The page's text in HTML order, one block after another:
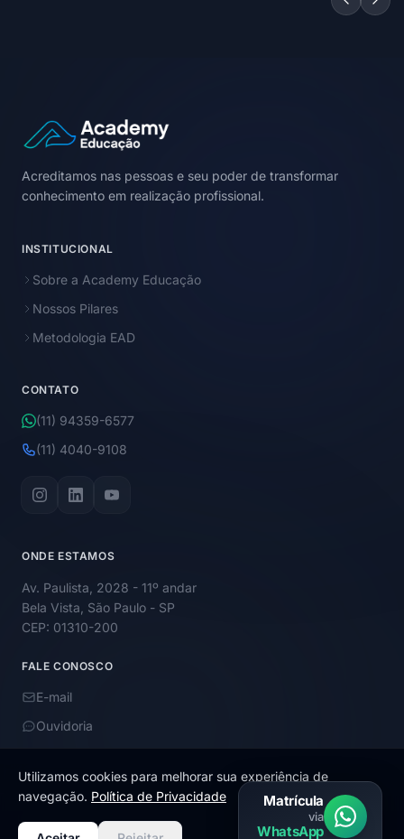
Acreditamos nas pessoas e seu poder de transformar
conhecimento em realização profissional.
INSTITUCIONAL
Sobre a Academy Educação
Nossos Pilares
Metodologia EAD
CONTATO
(11) 94359-6577
(11) 4040-9108
ONDE ESTAMOS
Av. Paulista, 2028 - 11º andar
Bela Vista, São Paulo - SP
CEP: 01310-200
FALE CONOSCO
E-mail
Ouvidoria
© 2026 Academy Educação. Todos os direitos reservados.
Matrícula
via
WhatsApp
Utilizamos cookies para melhorar sua experiência de
navegação. Política de Privacidade